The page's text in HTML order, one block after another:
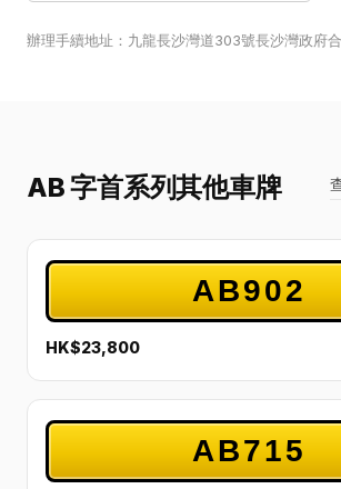
辦理手續地址：九龍長沙灣道303號長沙灣政府合
AB 字首系列其他車牌
AB902
HK$23,800
AB715